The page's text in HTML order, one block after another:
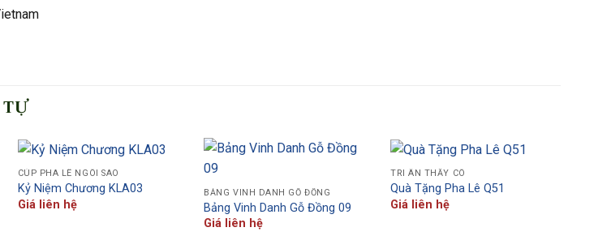
CÚP PHA LÊ NGÔI SAO
Kỷ Niệm Chương KLA03
Giá liên hệ
BẢNG VINH DANH GỖ ĐỒNG
Bảng Vinh Danh Gỗ Đồng 09
Giá liên hệ
TRI ÂN THẦY CÔ
Quà Tặng Pha Lê Q51
Giá liên hệ